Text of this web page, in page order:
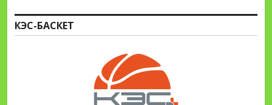
КЭС-БАСКЕТ